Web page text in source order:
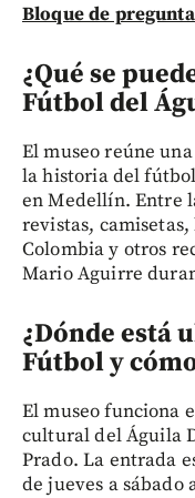
Bloque de
¿Qué se
Fútbol del
El museo reúne
la historia del
en Medellín. Entre
revistas,
Colombia y otros
Mario Aguirre
¿Dónde está
Fútbol y
El museo funciona
cultural del Águila
Prado. La entrada
de jueves a sábado